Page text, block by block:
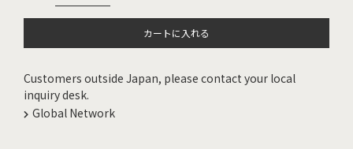
カートに入れる
Customers outside Japan, please contact your local
inquiry desk.
Global Network